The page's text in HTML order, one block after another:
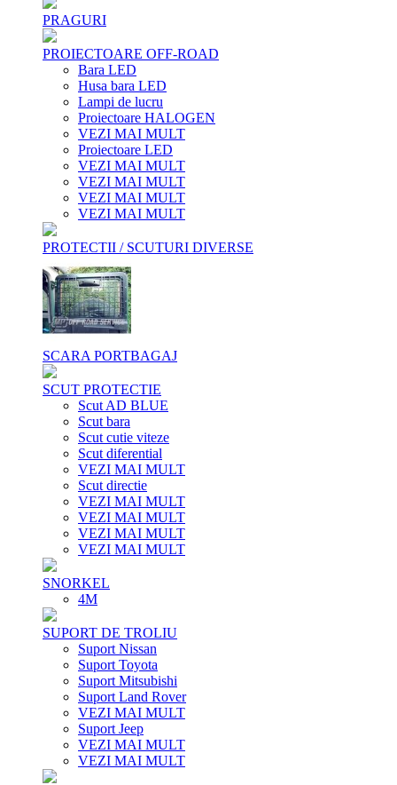
PRAGURI
PROIECTOARE OFF-ROAD
Bara LED
Husa bara LED
Lampi de lucru
Proiectoare HALOGEN
VEZI MAI MULT
Proiectoare LED
VEZI MAI MULT
VEZI MAI MULT
VEZI MAI MULT
VEZI MAI MULT
PROTECTII / SCUTURI DIVERSE
SCARA PORTBAGAJ
SCUT PROTECTIE
Scut AD BLUE
Scut bara
Scut cutie viteze
Scut diferential
VEZI MAI MULT
Scut directie
VEZI MAI MULT
VEZI MAI MULT
VEZI MAI MULT
VEZI MAI MULT
SNORKEL
4M
SUPORT DE TROLIU
Suport Nissan
Suport Toyota
Suport Mitsubishi
Suport Land Rover
VEZI MAI MULT
Suport Jeep
VEZI MAI MULT
VEZI MAI MULT